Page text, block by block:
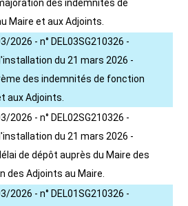
des indemnités de
Maire et aux Adjoints.
2026 - n° DEL03SG210326 -
du 21 mars 2026 -
des indemnités de fonction
aux Adjoints.
2026 - n° DEL02SG210326 -
du 21 mars 2026 -
de dépôt auprès du Maire des
des Adjoints au Maire.
2026 - n° DEL01SG210326 -